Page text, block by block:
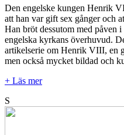
Den engelske kungen Henrik
att han var gift sex gånger och
Han bröt dessutom med påven
engelska kyrkans överhuvud.
artikelserie om Henrik VIII, en
men också mycket bildad och
+ Läs mer
S